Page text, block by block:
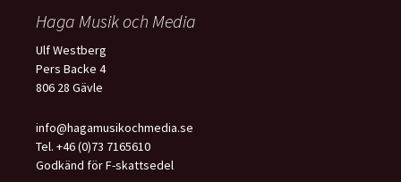
Haga Musik och Media
Ulf Westberg
Pers Backe 4
806 28 Gävle
info@hagamusikochmedia.se
Tel. +46 (0)73 7165610
Godkänd för F-skattsedel